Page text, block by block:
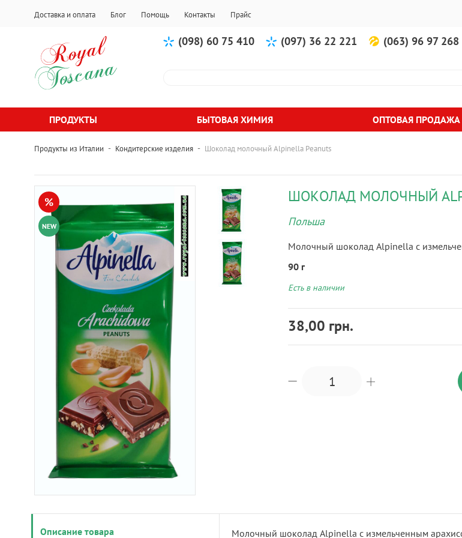
Доставка и оплата Блог Помощь Контакты Прайс
(098) 60 75 410 (097) 36 22 221 (063) 96 97 268
ПРОДУКТЫ БЫТОВАЯ ХИМИЯ ОПТОВАЯ ПРОДАЖА
Продукты из Италии - Кондитерские изделия - Шоколад молочный Alpinella Peanuts
NEW
% ШОКОЛАД МОЛОЧНЫЙ
Польша
Молочный шоколад Alpinella с
90 г
Есть в наличии
38,00 грн.
Описание товара Молочный шоколад Alpinella с измельченным